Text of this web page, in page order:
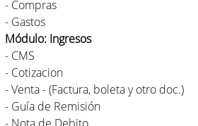
- Compras
- Gastos
Módulo: Ingresos
- CMS
- Cotizacion
- Venta - (Factura, boleta y otro doc.)
- Guía de Remisión